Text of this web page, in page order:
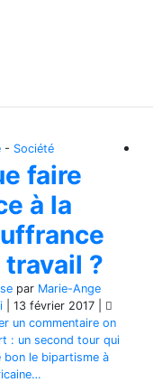
- Société
faire
à la
travail ?
par Marie-Ange
13 février 2017
un commentaire on
: un second tour qui
bon le bipartisme à